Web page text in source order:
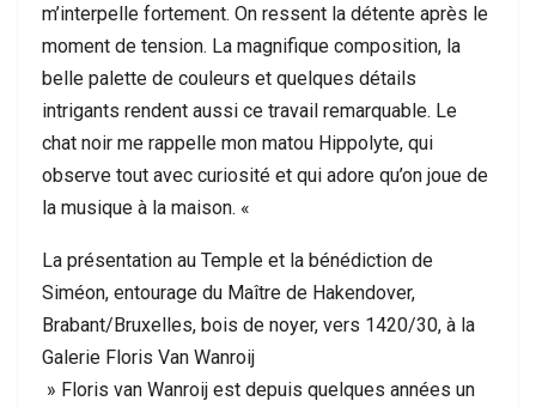
m’interpelle fortement. On ressent la détente après le
moment de tension. La magnifique composition, la
belle palette de couleurs et quelques détails
intrigants rendent aussi ce travail remarquable. Le
chat noir me rappelle mon matou Hippolyte, qui
observe tout avec curiosité et qui adore qu’on joue de
la musique à la maison. «
La présentation au Temple et la bénédiction de
Siméon, entourage du Maître de Hakendover,
Brabant/Bruxelles, bois de noyer, vers 1420/30, à la
Galerie Floris Van Wanroij
» Floris van Wanroij est depuis quelques années un